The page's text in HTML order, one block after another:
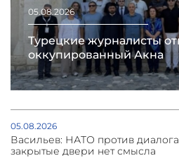
05.08.2026
Турецкие журналисты
оккупированный Акна
05.08.2026
Васильев: НАТО против
закрытые двери нет смысла